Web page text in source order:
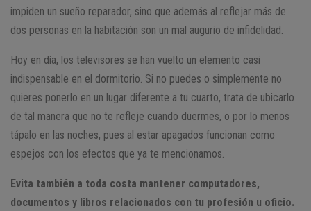
impiden un sueño reparador, sino que además al reflejar más de
dos personas en la habitación son un mal augurio de infidelidad.
Hoy en día, los televisores se han vuelto un elemento casi
indispensable en el dormitorio. Si no puedes o simplemente no
quieres ponerlo en un lugar diferente a tu cuarto, trata de ubicarlo
de tal manera que no te refleje cuando duermes, o por lo menos
tápalo en las noches, pues al estar apagados funcionan como
espejos con los efectos que ya te mencionamos.
Evita también a toda costa mantener computadores,
documentos y libros relacionados con tu profesión u oficio.